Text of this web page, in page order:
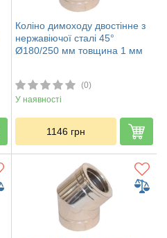
Коліно димоходу двостінне з
нержавіючої сталі 45°
Ø180/250 мм товщина 1 мм
(0)
У наявності
1146 грн